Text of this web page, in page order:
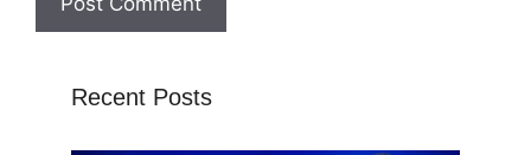
Recent Posts